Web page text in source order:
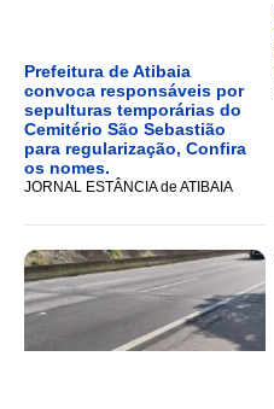
Prefeitura de Atibaia
convoca responsáveis por
sepulturas temporárias do
Cemitério São Sebastião
para regularização, Confira
os nomes.
JORNAL ESTÂNCIA de ATIBAIA